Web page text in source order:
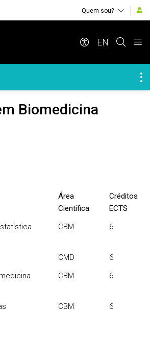
Quem sou?
EN
Área
Científica
Créditos
ECTS
CBM 6
CMD
6
CBM 6
CBM
6